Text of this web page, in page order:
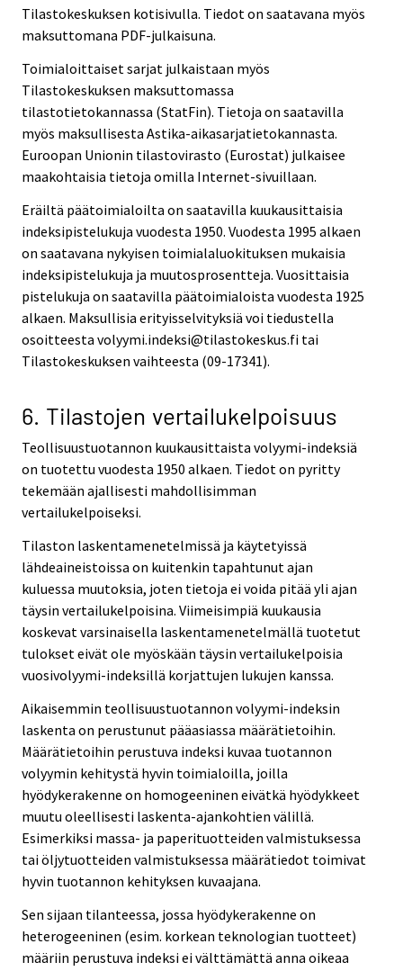
Tilastokeskuksen kotisivulla. Tiedot on saatavana myös
maksuttomana PDF-julkaisuna.
Toimialoittaiset sarjat julkaistaan myös
Tilastokeskuksen maksuttomassa
tilastotietokannassa (StatFin). Tietoja on saatavilla
myös maksullisesta Astika-aikasarjatietokannasta.
Euroopan Unionin tilastovirasto (Eurostat) julkaisee
maakohtaisia tietoja omilla Internet-sivuillaan.
Eräiltä päätoimialoilta on saatavilla kuukausittaisia
indeksipistelukuja vuodesta 1950. Vuodesta 1995 alkaen
on saatavana nykyisen toimialaluokituksen mukaisia
indeksipistelukuja ja muutosprosentteja. Vuosittaisia
pistelukuja on saatavilla päätoimialoista vuodesta 1925
alkaen. Maksullisia erityisselvityksiä voi tiedustella
osoitteesta volyymi.indeksi@tilastokeskus.fi tai
Tilastokeskuksen vaihteesta (09-17341).
6. Tilastojen vertailukelpoisuus
Teollisuustuotannon kuukausittaista volyymi-indeksiä
on tuotettu vuodesta 1950 alkaen. Tiedot on pyritty
tekemään ajallisesti mahdollisimman
vertailukelpoiseksi.
Tilaston laskentamenetelmissä ja käytetyissä
lähdeaineistoissa on kuitenkin tapahtunut ajan
kuluessa muutoksia, joten tietoja ei voida pitää yli ajan
täysin vertailukelpoisina. Viimeisimpiä kuukausia
koskevat varsinaisella laskentamenetelmällä tuotetut
tulokset eivät ole myöskään täysin vertailukelpoisia
vuosivolyymi-indeksillä korjattujen lukujen kanssa.
Aikaisemmin teollisuustuotannon volyymi-indeksin
laskenta on perustunut pääasiassa määrätietoihin.
Määrätietoihin perustuva indeksi kuvaa tuotannon
volyymin kehitystä hyvin toimialoilla, joilla
hyödykerakenne on homogeeninen eivätkä hyödykkeet
muutu oleellisesti laskenta-ajankohtien välillä.
Esimerkiksi massa- ja paperituotteiden valmistuksessa
tai öljytuotteiden valmistuksessa määrätiedot toimivat
hyvin tuotannon kehityksen kuvaajana.
Sen sijaan tilanteessa, jossa hyödykerakenne on
heterogeeninen (esim. korkean teknologian tuotteet)
määriin perustuva indeksi ei välttämättä anna oikeaa